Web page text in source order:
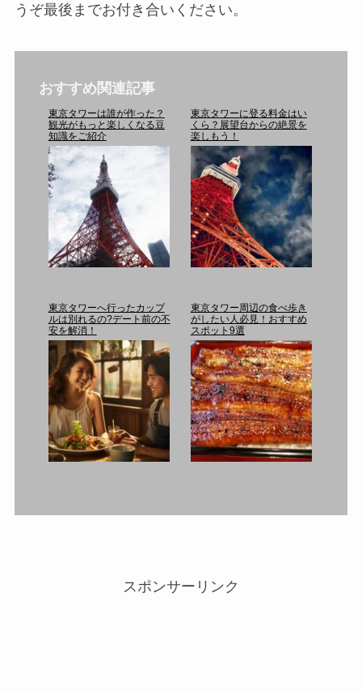
うぞ最後までお付き合いください。
おすすめ関連記事
東京タワーは誰が作った？
観光がもっと楽しくなる豆
知識をご紹介
東京タワーに登る料金はい
くら？展望台からの絶景を
楽しもう！
東京タワーへ行ったカップ
ルは別れるの?デート前の不
安を解消！
東京タワー周辺の食べ歩き
がしたい人必見！おすすめ
スポット9選
スポンサーリンク